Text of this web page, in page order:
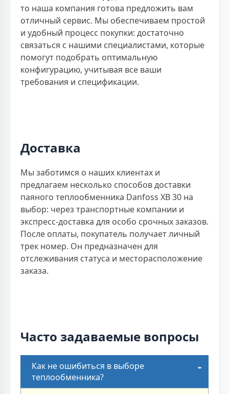
то наша компания готова предложить вам
отличный сервис. Мы обеспечиваем простой
и удобный процесс покупки: достаточно
связаться с нашими специалистами, которые
помогут подобрать оптимальную
конфигурацию, учитывая все ваши
требования и спецификации.
Доставка
Мы заботимся о наших клиентах и
предлагаем несколько способов доставки
паяного теплообменника Danfoss XB 30 на
выбор: через транспортные компании и
экспресс-доставка для особо срочных заказов.
После оплаты, покупатель получает личный
трек номер. Он предназначен для
отслеживания статуса и месторасположение
заказа.
Часто задаваемые вопросы
Как не ошибиться в выборе
теплообменника?